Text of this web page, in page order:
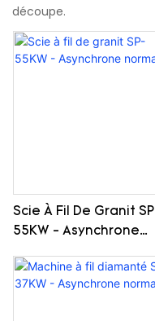
découpe.
Scie À Fil De Granit
55KW - Asynchrone